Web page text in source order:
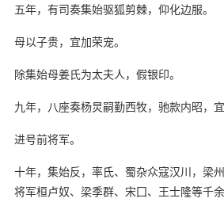
五年，有司奏集始驱狐剪棘，仰化边服。
母以子贵，宜加荣宠。
除集始母姜氏为太夫人，假银印。
九年，八座奏杨炅嗣勤西牧，驰款内昭，
进号前将军。
十年，集始反，率氐、蜀杂众寇汉川，梁
将军桓卢奴、梁季群、宋囗、王士隆等千